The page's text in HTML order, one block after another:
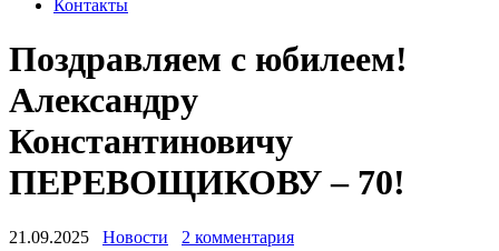
Контакты
Поздравляем с юбилеем!
Александру
Константиновичу
ПЕРЕВОЩИКОВУ – 70!
21.09.2025 Новости
2 комментария